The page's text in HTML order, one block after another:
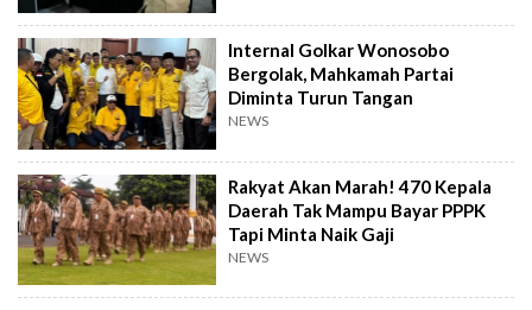
Internal Golkar Wonosobo
Bergolak, Mahkamah Partai
Diminta Turun Tangan
NEWS
Rakyat Akan Marah! 470 Kepala
Daerah Tak Mampu Bayar PPPK
Tapi Minta Naik Gaji
NEWS